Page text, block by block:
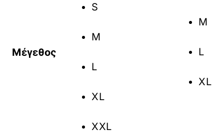
Μέγεθος
S
M
L
XL
XXL
M
L
XL